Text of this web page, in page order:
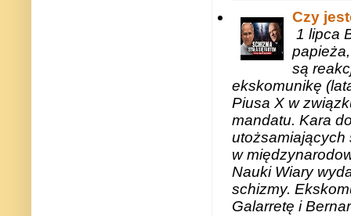
Czy
1 lipca
są
ekskomunikę
Piusa X w
mandatu. Kara
utożsamiających
w
Nauki Wiary
schizmy.
Galarretę i